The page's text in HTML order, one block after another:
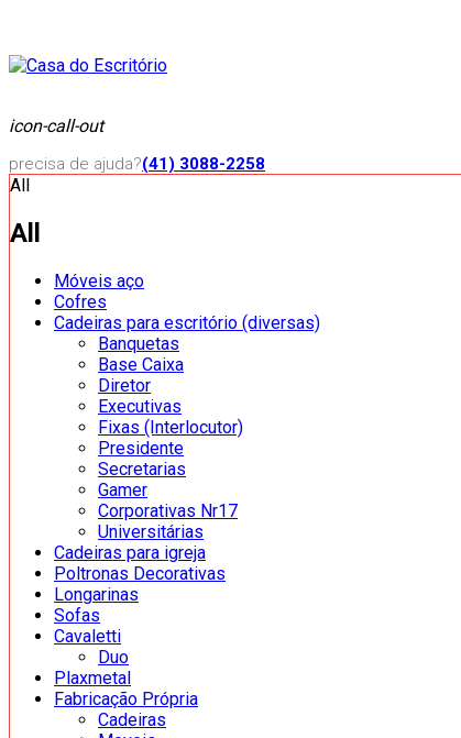
icon-call-out
precisa de ajuda?(41) 3088-2258
All
All
Móveis aço
Cofres
Cadeiras para escritório (diversas)
Banquetas
Base Caixa
Diretor
Executivas
Fixas (Interlocutor)
Presidente
Secretarias
Gamer
Corporativas Nr17
Universitárias
Cadeiras para igreja
Poltronas Decorativas
Longarinas
Sofas
Cavaletti
Duo
Plaxmetal
Fabricação Própria
Cadeiras